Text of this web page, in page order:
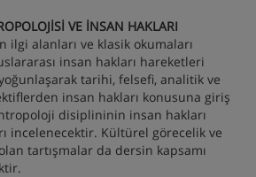
VE İNSAN HAKLARI
ilgi alanları ve klasik okumaları
insan hakları hareketleri
tarihi, felsefi, analitik ve
insan hakları konusuna giriş
disiplininin insan hakları
incelenecektir. Kültürel görecelik ve
tartışmalar da dersin kapsamı